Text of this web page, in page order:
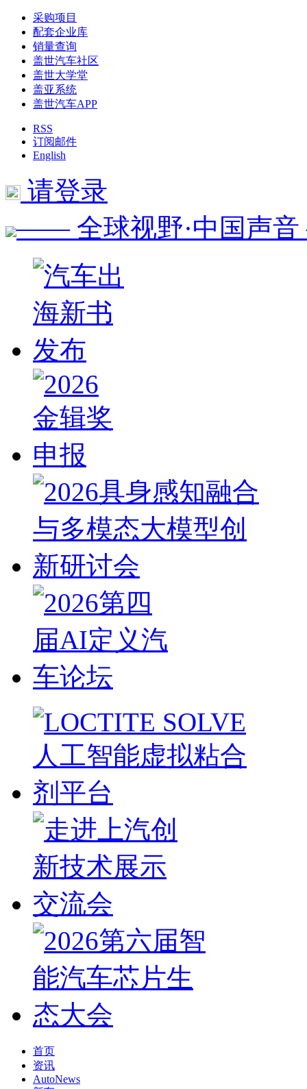
采购项目
配套企业库
销量查询
盖世汽车社区
盖世大学堂
盖亚系统
盖世汽车APP
RSS
订阅邮件
English
请登录
—— 全球视野·中国声
首页
资讯
AutoNews